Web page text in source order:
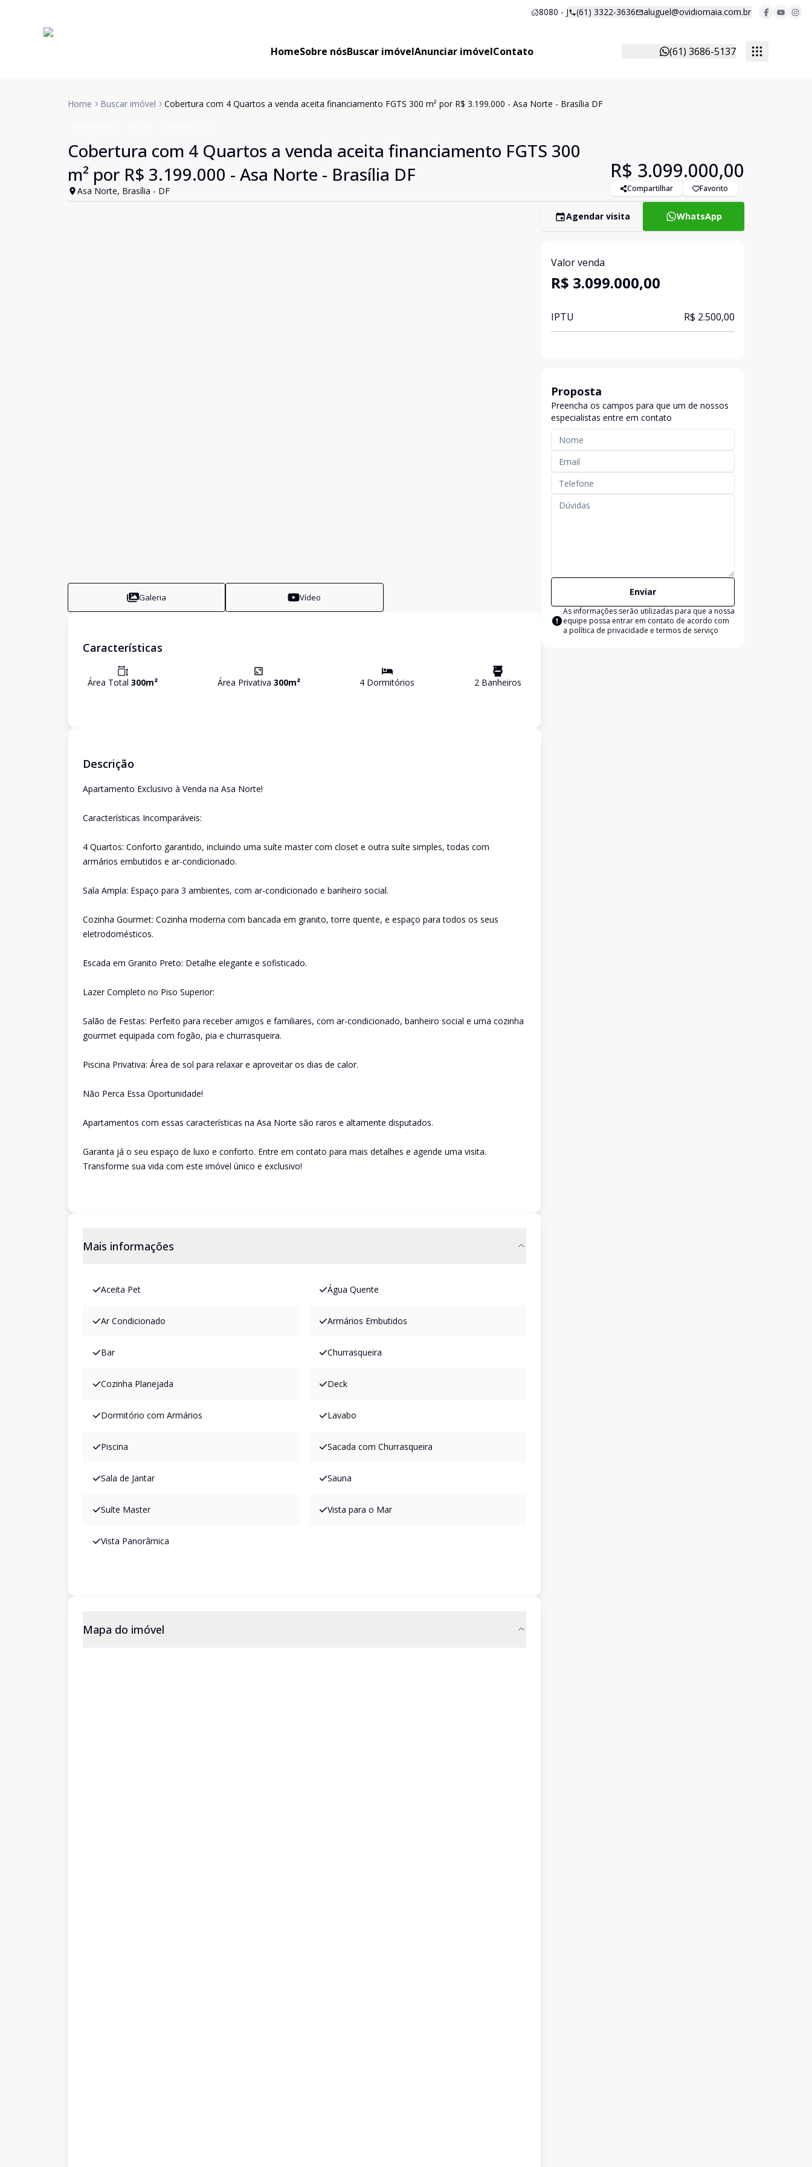
8080 - J (61) 3322-3636 aluguel@ovidiomaia.com.br
HomeSobre nósBuscar imóvelAnunciar imóvelContato (61) 3686-5137
Home Buscar imóvel Cobertura com 4 Quartos a venda aceita financiamento FGTS 300 m² por R$ 3.199.000 - Asa Norte - Brasília DF
Cobertura com 4 Quartos a venda aceita financiamento FGTS 300
m² por R$ 3.199.000 - Asa Norte - Brasília DF
Asa Norte, Brasília - DF
R$ 3.099.000,00
Compartilhar Favorito
Galeria Vídeo
Características
Área Total 300m² Área Privativa 300m² 4 Dormitórios 2Banheiros
Descrição
Apartamento Exclusivo à Venda na Asa Norte!
Características Incomparáveis:
4 Quartos: Conforto garantido, incluindo uma suíte master com closet e outra suíte simples, todas com
armários embutidos e ar-condicionado.
Sala Ampla: Espaço para 3 ambientes, com ar-condicionado e banheiro social.
Cozinha Gourmet: Cozinha moderna com bancada em granito, torre quente, e espaço para todos os seus
eletrodomésticos.
Escada em Granito Preto: Detalhe elegante e sofisticado.
Lazer Completo no Piso Superior:
Salão de Festas: Perfeito para receber amigos e familiares, com ar-condicionado, banheiro social e uma cozinha
gourmet equipada com fogão, pia e churrasqueira.
Piscina Privativa: Área de sol para relaxar e aproveitar os dias de calor.
Não Perca Essa Oportunidade!
Apartamentos com essas características na Asa Norte são raros e altamente disputados.
Garanta já o seu espaço de luxo e conforto. Entre em contato para mais detalhes e agende uma visita.
Transforme sua vida com este imóvel único e exclusivo!
Mais informações
Aceita Pet Água Quente
Ar Condicionado Armários Embutidos
Bar Churrasqueira
Cozinha Planejada Deck
Dormitório com Armários Lavabo
Piscina Sacada com Churrasqueira
Sala de Jantar Sauna
Suíte Master Vista para o Mar
Vista Panorâmica
Mapa do imóvel
Agendar visita WhatsApp
Valor venda
R$ 3.099.000,00
IPTU R$ 2.500,00
Proposta
Preencha os campos para que um de nossos
especialistas entre em contato
Enviar
As informações serão utilizadas para que a nossa
equipe possa entrar em contato de acordo com
a política de privacidade e termos de serviço